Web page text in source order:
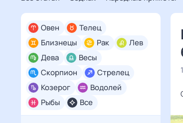
Все
Овен
Телец
Близнецы
Рак
Лев
Дева
Весы
Скорпион
Стрелец
Козерог
Водолей
Рыбы